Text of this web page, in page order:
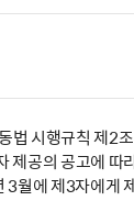
법 시행규칙 제2
제공의 공고에 따
월에 제3자에게